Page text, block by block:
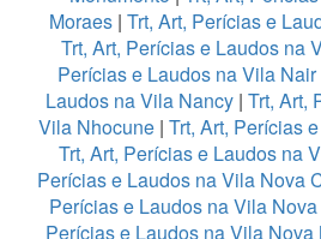
Moraes| Trt, Art, Perícias e
Trt, Art, Perícias e Laudos na
Perícias e Laudos na Vila Nair
Laudos na Vila Nancy| Trt, Art,
Vila Nhocune| Trt, Art, Perícias
Trt, Art, Perícias e Laudos na
Perícias e Laudos na Vila Nova
Perícias e Laudos na Vila
Perícias e Laudos na Vila Nova